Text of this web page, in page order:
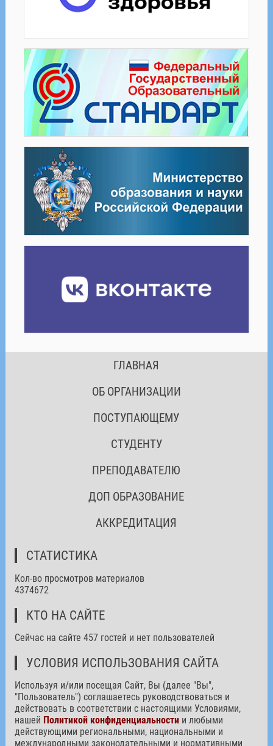
ГЛАВНАЯ
ОБ ОРГАНИЗАЦИИ
ПОСТУПАЮЩЕМУ
СТУДЕНТУ
ПРЕПОДАВАТЕЛЮ
ДОП ОБРАЗОВАНИЕ
АККРЕДИТАЦИЯ
СТАТИСТИКА
Кол-во просмотров материалов
4374672
КТО НА САЙТЕ
Сейчас на сайте 457 гостей и нет пользователей
УСЛОВИЯ ИСПОЛЬЗОВАНИЯ САЙТА
Используя и/или посещая Сайт, Вы (далее "Вы",
"Пользователь") соглашаетесь руководствоваться и
действовать в соответствии с настоящими Условиями,
нашей Политикой конфиденциальностии любыми
действующими региональными, национальными и
международными законодательными и нормативными